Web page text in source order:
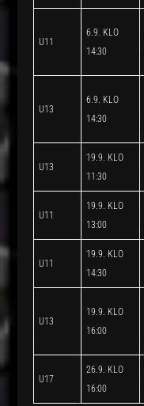
U11
6.9. KLO
14:30
U13
6.9. KLO
14:30
U13
19.9. KLO
11:30
U11
19.9. KLO
13:00
U11
19.9. KLO
14:30
U13
19.9. KLO
16:00
U17
26.9. KLO
16:00